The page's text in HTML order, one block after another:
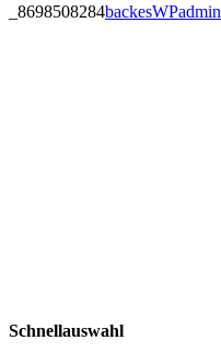
_8698508284backesWPadmin
Schnellauswahl